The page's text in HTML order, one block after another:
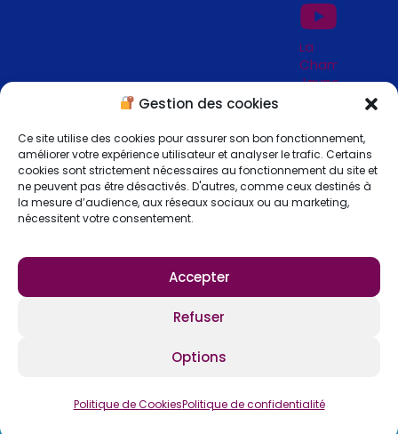
Gestion des cookies
Ce site utilise des cookies pour assurer son bon fonctionnement,
améliorer votre expérience utilisateur et analyser le trafic. Certains
cookies sont strictement nécessaires au fonctionnement du site et
ne peuvent pas être désactivés. D'autres, comme ceux destinés à
la mesure d’audience, aux réseaux sociaux ou au marketing,
nécessitent votre consentement.
Accepter
Refuser
Options
Politique de CookiesPolitique de confidentialité
La
Chambre
Jaune
de
Séricourt
_ 62
Copyright © 2026 Lejardin-fengshui.com
Réalisé parAngelysProd.com